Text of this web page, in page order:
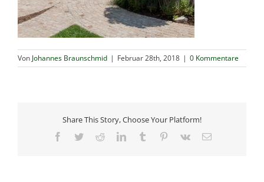
Von Johannes Braunschmid | Februar 28th, 2018 | 0 Kommentare
Share This Story, Choose Your Platform!
Facebook
TwitterRedditLinkedInTumblr Pinterest
Vk
E-